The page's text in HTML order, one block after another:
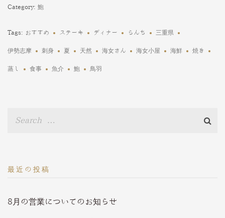
Category: 鮑
Tags: おすすめ ステーキ ディナー らんち 三重県
伊勢志摩 刺身 夏 天然 海女さん 海女小屋 海鮮 焼き
蒸し 食事 魚介 鮑 鳥羽
最近の投稿
8月の営業についてのお知らせ